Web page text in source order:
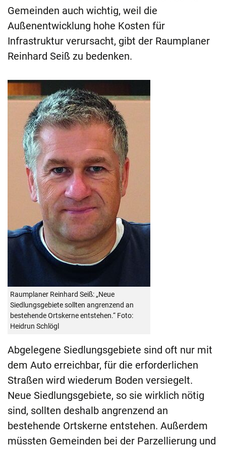
Gemeinden auch wichtig, weil die
Außenentwicklung hohe Kosten für
Infrastruktur verursacht, gibt der Raumplaner
Reinhard Seiß zu bedenken.
Raumplaner Reinhard Seiß: „Neue
Siedlungsgebiete sollten angrenzend an
bestehende Ortskerne entstehen.“ Foto:
Heidrun Schlögl
Abgelegene Siedlungsgebiete sind oft nur mit
dem Auto erreichbar, für die erforderlichen
Straßen wird wiederum Boden versiegelt.
Neue Siedlungsgebiete, so sie wirklich nötig
sind, sollten deshalb angrenzend an
bestehende Ortskerne entstehen. Außerdem
müssten Gemeinden bei der Parzellierung und